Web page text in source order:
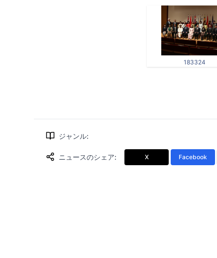
183324
ジャンル:
ニュースのシェア: X Facebook